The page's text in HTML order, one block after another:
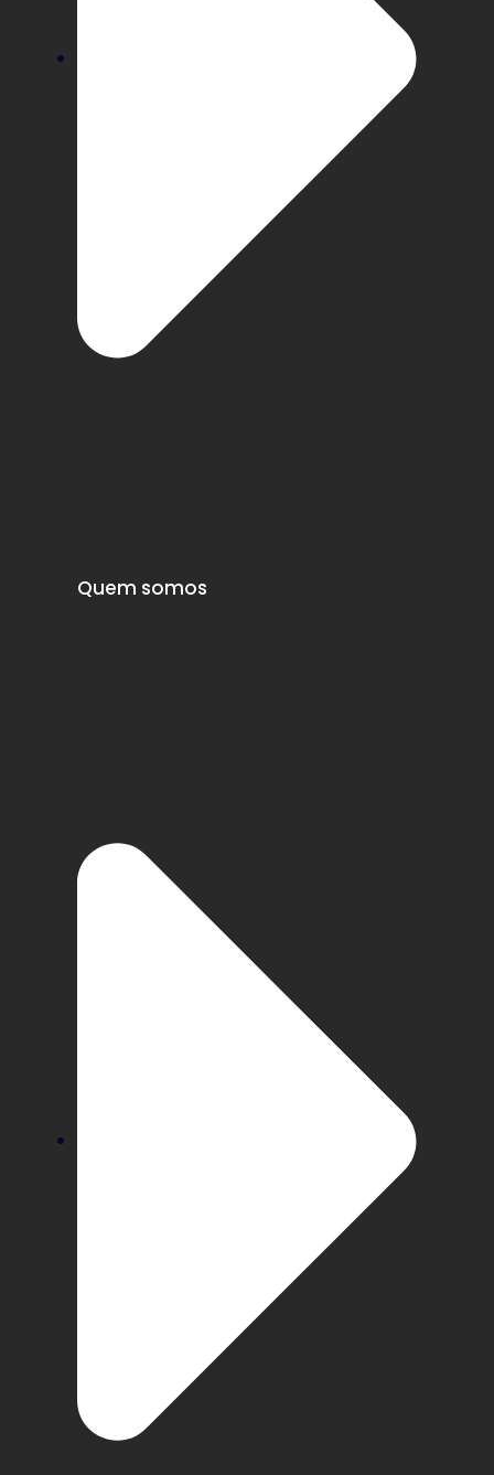
Quem somos